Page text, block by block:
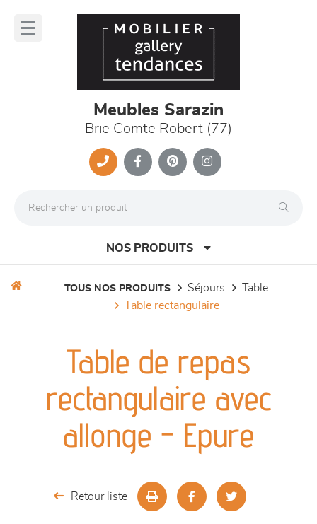
Meubles Sarazin
Brie Comte Robert (77)
NOS PRODUITS
meubles de complément
chambres et dressing
TOUS NOS PRODUITS séjours
table
table rectangulaire
Table de repas
rectangulaire avec
allonge - Epure
Retour liste